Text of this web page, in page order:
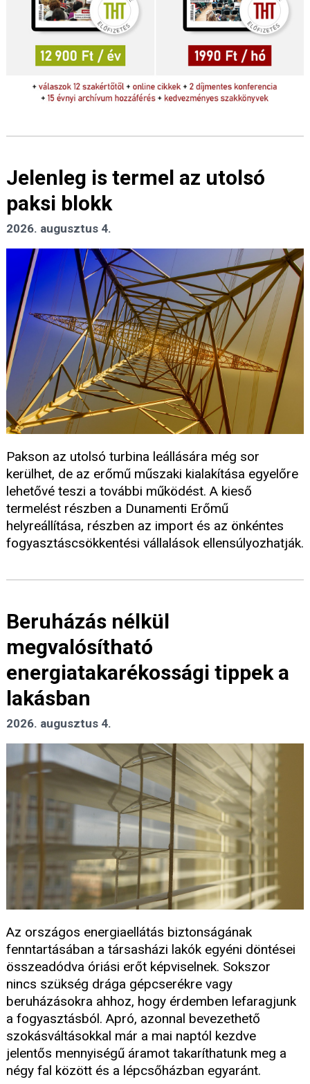
Jelenleg is termel az utolsó
paksi blokk
2026. augusztus 4.
Pakson az utolsó turbina leállására még sor
kerülhet, de az erőmű műszaki kialakítása egyelőre
lehetővé teszi a további működést. A kieső
termelést részben a Dunamenti Erőmű
helyreállítása, részben az import és az önkéntes
fogyasztáscsökkentési vállalások ellensúlyozhatják.
Beruházás nélkül
megvalósítható
energiatakarékossági tippek a
lakásban
2026. augusztus 4.
Az országos energiaellátás biztonságának
fenntartásában a társasházi lakók egyéni döntései
összeadódva óriási erőt képviselnek. Sokszor
nincs szükség drága gépcserékre vagy
beruházásokra ahhoz, hogy érdemben lefaragjunk
a fogyasztásból. Apró, azonnal bevezethető
szokásváltásokkal már a mai naptól kezdve
jelentős mennyiségű áramot takaríthatunk meg a
négy fal között és a lépcsőházban egyaránt.